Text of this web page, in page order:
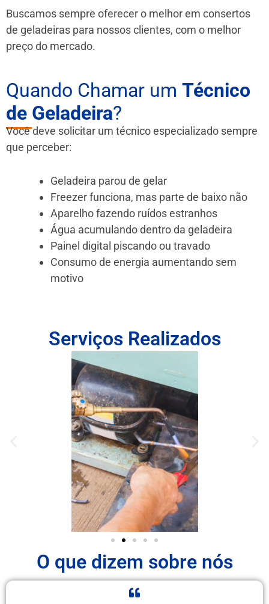
Buscamos sempre oferecer o melhor em consertos
de geladeiras para nossos clientes, com o melhor
preço do mercado.
Quando Chamar um Técnico
de Geladeira?
Você deve solicitar um técnico especializado sempre
que perceber:
Geladeira parou de gelar
Freezer funciona, mas parte de baixo não
Aparelho fazendo ruídos estranhos
Água acumulando dentro da geladeira
Painel digital piscando ou travado
Consumo de energia aumentando sem
motivo
Serviços Realizados
O que dizem sobre nós